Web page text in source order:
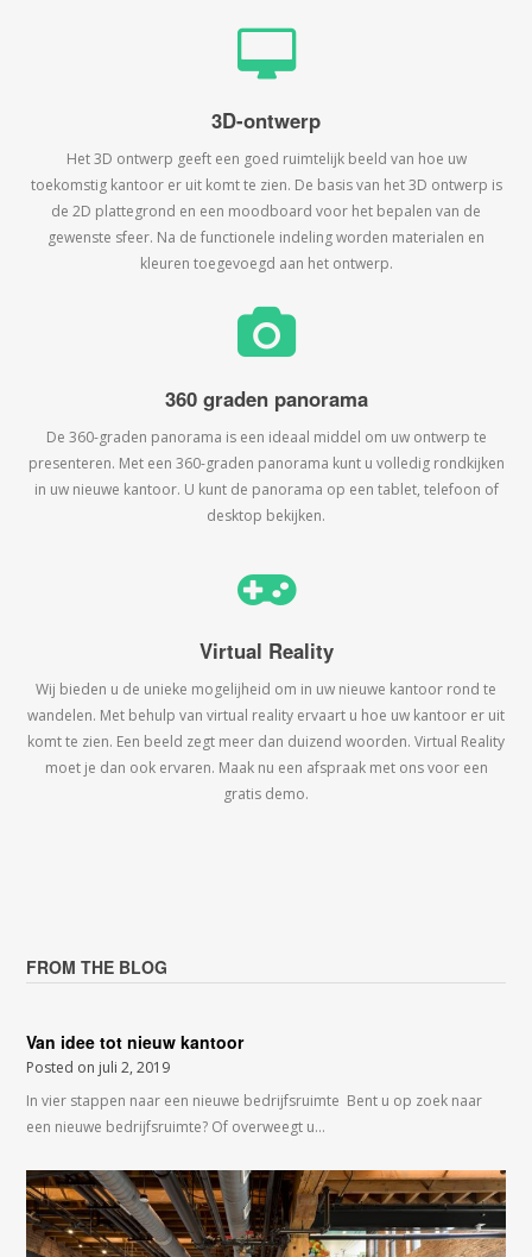
3D-ontwerp
Het 3D ontwerp geeft een goed ruimtelijk beeld van hoe uw
toekomstig kantoor er uit komt te zien. De basis van het 3D ontwerp is
de 2D plattegrond en een moodboard voor het bepalen van de
gewenste sfeer. Na de functionele indeling worden materialen en
kleuren toegevoegd aan het ontwerp.
360 graden panorama
De 360-graden panorama is een ideaal middel om uw ontwerp te
presenteren. Met een 360-graden panorama kunt u volledig rondkijken
in uw nieuwe kantoor. U kunt de panorama op een tablet, telefoon of
desktop bekijken.
Virtual Reality
Wij bieden u de unieke mogelijheid om in uw nieuwe kantoor rond te
wandelen. Met behulp van virtual reality ervaart u hoe uw kantoor er uit
komt te zien. Een beeld zegt meer dan duizend woorden. Virtual Reality
moet je dan ook ervaren. Maak nu een afspraak met ons voor een
gratis demo.
FROM THE BLOG
Van idee tot nieuw kantoor
Posted on juli 2, 2019
In vier stappen naar een nieuwe bedrijfsruimte Bent u op zoek naar
een nieuwe bedrijfsruimte? Of overweegt u…